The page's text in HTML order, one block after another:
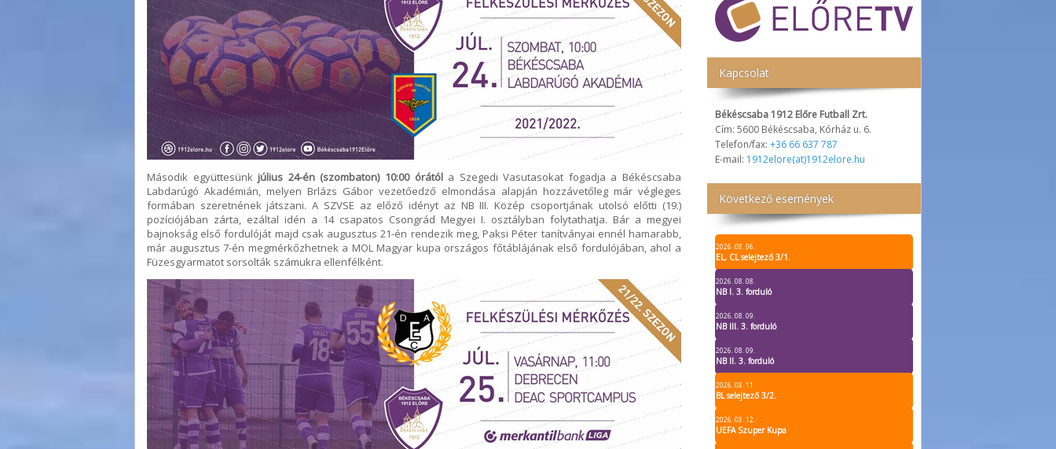
Kapcsolat
Békéscsaba 1912 Előre Futball Zrt.
Cím: 5600 Békéscsaba, Kórház u. 6.
Telefon/fax: +36 66 637 787
E-mail: 1912elore(at)1912elore.hu
Következő események
2026. 08. 06.
EL, CL selejtező 3/1.
2026. 08. 08.
NB I. 3. forduló
2026. 08. 09.
NB III. 3. forduló
2026. 08. 09.
NB II. 3. forduló
2026. 08. 11.
BL selejtező 3/2.
2026. 08. 12.
UEFA Szuper Kupa
Második együttesünk július 24-én (szombaton) 10:00 órátóla Szegedi Vasutasokat fogadja a Békéscsaba
Labdarúgó Akadémián, melyen Brlázs Gábor vezetőedző elmondása alapján hozzávetőleg már végleges
formában szeretnének játszani. A SZVSE az előző idényt az NB III. Közép csoportjának utolsó előtti (19.)
pozíciójában zárta, ezáltal idén a 14 csapatos Csongrád Megyei I. osztályban folytathatja. Bár a megyei
bajnokság első fordulóját majd csak augusztus 21-én rendezik meg, Paksi Péter tanítványai ennél hamarabb,
már augusztus 7-én megmérkőzhetnek a MOL Magyar kupa országos főtáblájának első fordulójában, ahol a
Füzesgyarmatot sorsolták számukra ellenfélként.